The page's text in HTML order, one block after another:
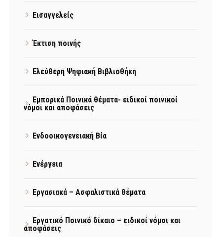
Εισαγγελείς
Έκτιση ποινής
Ελεύθερη Ψηφιακή Βιβλιοθήκη
Εμπορικά Ποινικά θέματα- ειδικοί ποινικοί
νόμοι και αποφάσεις
Ενδοοικογενειακή Βία
Ενέργεια
Εργασιακά – Ασφαλιστικά θέματα
Εργατικό Ποινικό δίκαιο – ειδικοί νόμοι και
αποφάσεις